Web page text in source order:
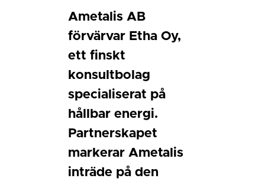
Ametalis AB
förvärvar Etha Oy,
ett finskt
konsultbolag
specialiserat på
hållbar energi.
Partnerskapet
markerar Ametalis
inträde på den